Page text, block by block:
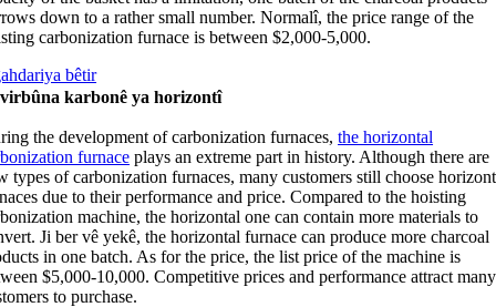
down to a rather small number. Normalî,the price range of the
carbonization furnace is between $2,000-5,000.
bêtir
karbonê ya horizontî
the development of carbonization furnaces,the horizontal
furnace plays an extreme part in history. Although there are
types of carbonization furnaces,many customers still choose
due to their performance and price.Compared to the hoisting
machine,the horizontal one can contain more materials to
. Ji ber vê yekê,the horizontal furnace can produce more charcoal
in one batch. As for the price,the list price of the machine is
$5,000-10,000.Competitive prices and performance attract many
to purchase.